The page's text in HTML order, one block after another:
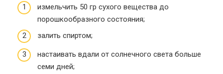
измельчить 50 гр сухого вещества до
порошкообразного состояния;
залить спиртом;
настаивать вдали от солнечного света больше
семи дней;